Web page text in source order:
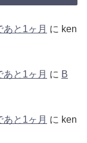
と1ヶ月 に ken
と1ヶ月 に B
と1ヶ月 に ken